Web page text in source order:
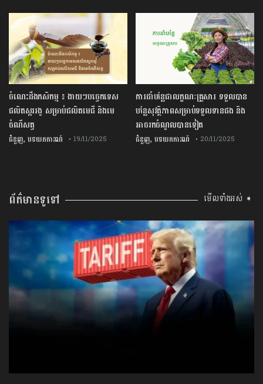
ការដាំបន្លែជាលក្ខណៈគ្រួសារ ទទួលបាន
បន្លែសុវត្ថិភាពសម្រាប់ទទួលទានផង និង
អាចរកចំណូលបានទៀត
ជំនួញ,បទយកការណ៍ • 20/11/2025
ចំណេះដឹងកសិកម្ម ៖ ងាយៗបច្ចេកទេស
ផលិតស្កររងូ សម្រាប់ផលិតមេជី និងមេ
ចំណីសត្វ
ជំនួញ,បទយកការណ៍ • 19/11/2025
ព័ត៌មានទូទៅ មើលទាំងអស់ ➧